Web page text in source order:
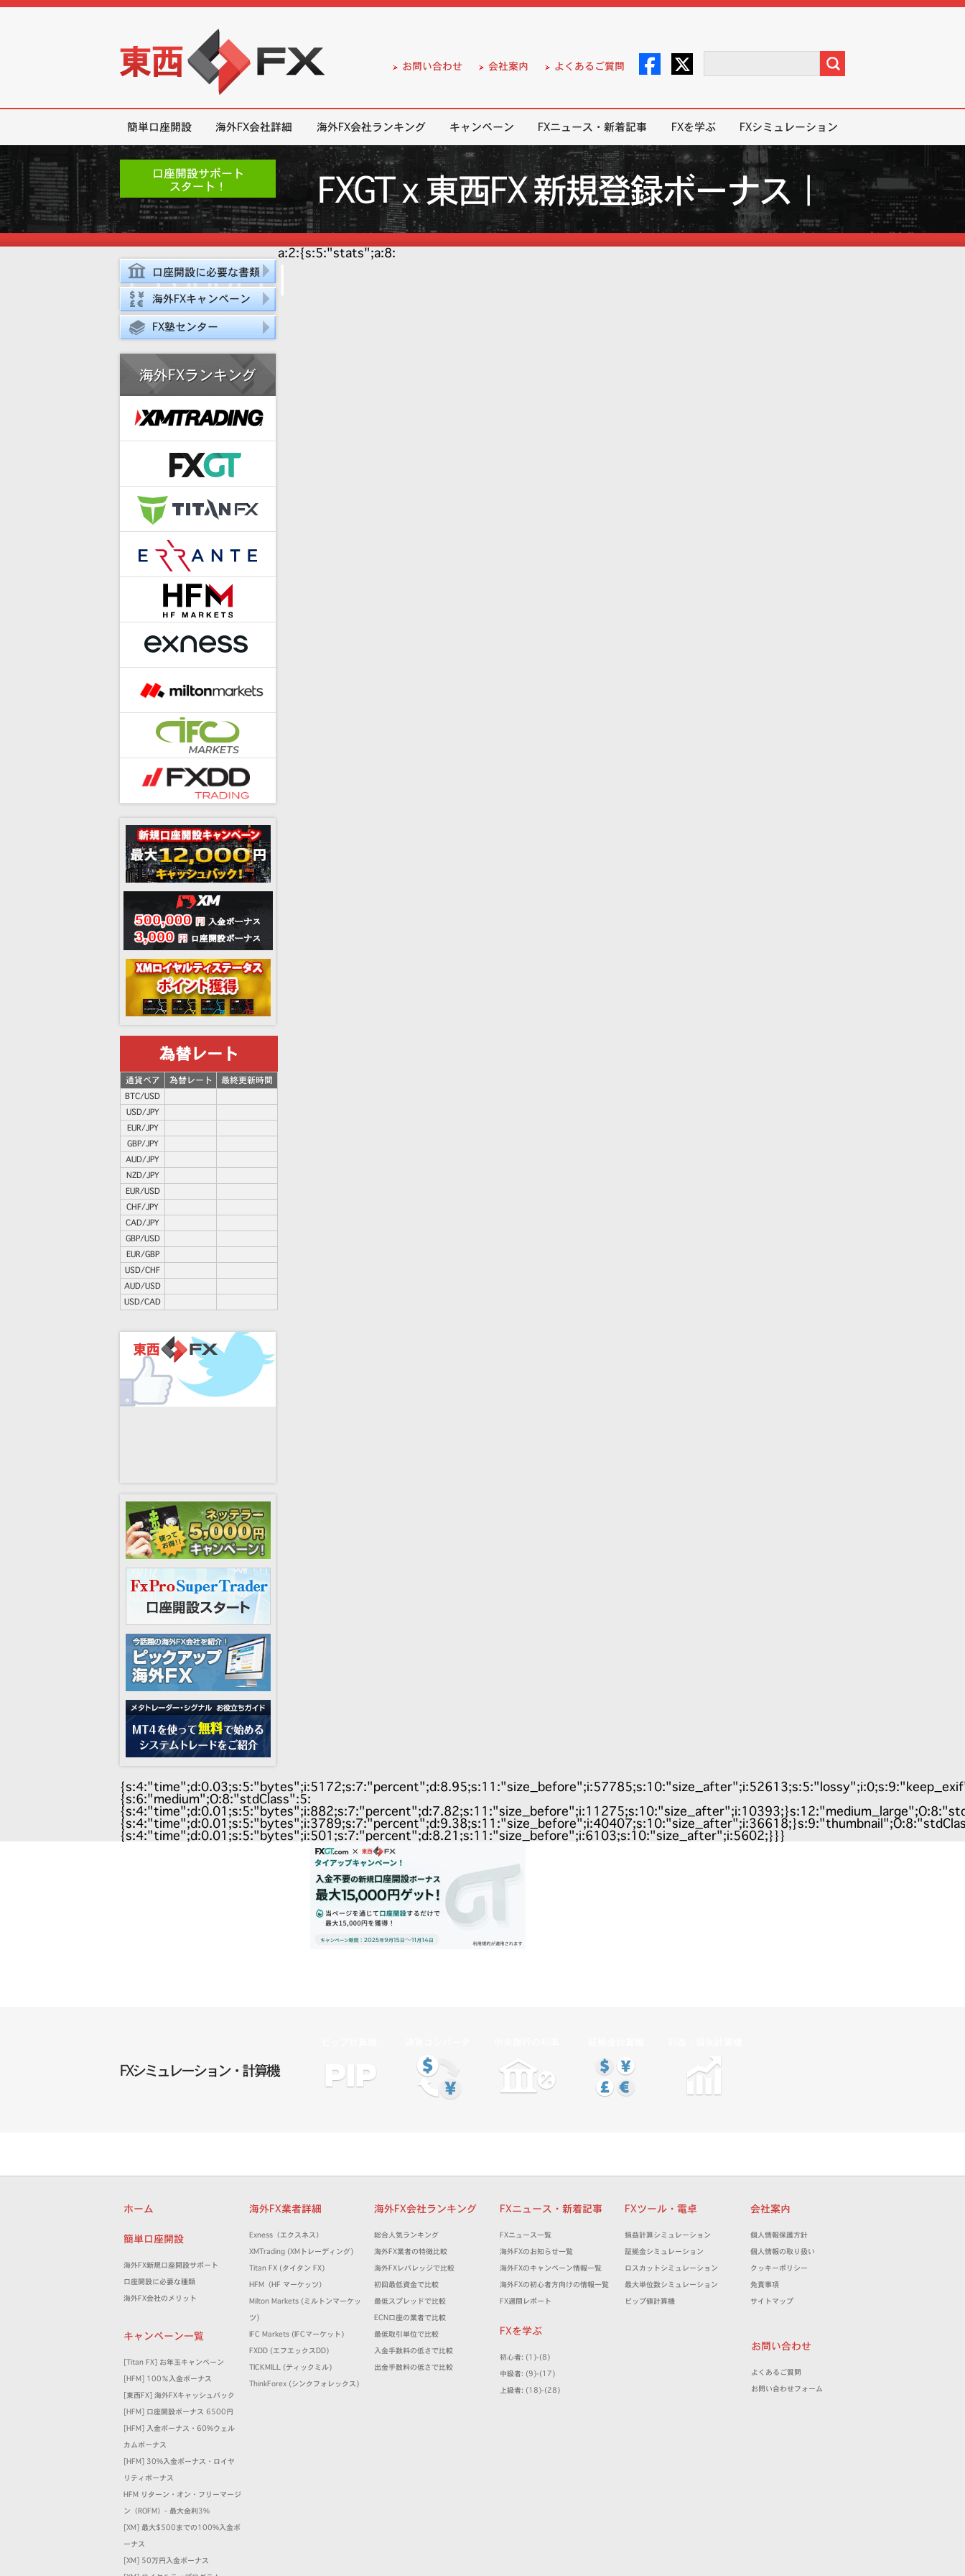
お問い合わせ 会社案内 よくあるご質問
簡単口座開設 海外FX会社詳細 海外FX会社ランキング キャンペーン FXニュース・新着記事 FXを学ぶ FXシミュレーション
FXGT x 東西FX 新規登録ボーナス｜
15,000円｜
口座開設サポート
スタート！
口座開設に必要な書類
海外FXキャンペーン
FX塾センター
海外FXランキング
為替レート
通貨ペア 為替レート 最終更新時間
BTC/USD
USD/JPY
EUR/JPY
GBP/JPY
AUD/JPY
NZD/JPY
EUR/USD
CHF/JPY
CAD/JPY
GBP/USD
EUR/GBP
USD/CHF
AUD/USD
USD/CAD
a:2:{s:5:"stats";a:8:
{s:6:"medium";O:8:"stdClass":5:
{s:4:"time";d:0.01;s:5:"bytes";i:501;s:7:"percent";d:8.21;s:11:"size_before";i:6103;s:10:"size_after";i:5602;}}}
FXシミュレーション・計算機
ホーム 海外FX業者詳細
Exness（エクスネス）
XMTrading (XMトレーディング)
Titan FX (タイタン FX)
HFM（HF マーケッツ）
Milton Markets (ミルトンマーケッ
ツ)
IFC Markets (IFCマーケット)
FXDD (エフエックスDD)
TICKMILL (ティックミル)
ThinkForex (シンクフォレックス)
海外FX会社ランキング
総合人気ランキング
海外FX業者の特徴比較
海外FXレバレッジで比較
初回最低資金で比較
最低スプレッドで比較
ECN口座の業者で比較
最低取引単位で比較
入金手数料の低さで比較
出金手数料の低さで比較
FXニュース・新着記事
FXニュース一覧
海外FXのお知らせ一覧
海外FXのキャンペーン情報一覧
海外FXの初心者方向けの情報一覧
FX週間レポート
FXツール・電卓
損益計算シミュレーション
証拠金シミュレーション
ロスカットシミュレーション
最大単位数シミュレーション
ピップ値計算機
会社案内
個人情報保護方針
個人情報の取り扱い
クッキーポリシー
免責事項
サイトマップ
簡単口座開設
海外FX新規口座開設サポート
口座開設に必要な種類
海外FX会社のメリット
キャンペーン一覧
[Titan FX] お年玉キャンペーン
[HFM] 100％入金ボーナス
[東西FX] 海外FXキャッシュバック
[HFM] 口座開設ボーナス 6500円
[HFM] 入金ボーナス・60%ウェル
カムボーナス
[HFM] 30%入金ボーナス・ロイヤ
リティボーナス
HFM リターン・オン・フリーマージ
ン（ROFM）- 最大金利3%
[XM] 最大$500までの100%入金ボ
ーナス
[XM] 50万円入金ボーナス
FXを学ぶ
初心者: (1)-(8)
中級者: (9)-(17)
上級者: (18)-(28)
お問い合わせ
よくあるご質問
お問い合わせフォーム